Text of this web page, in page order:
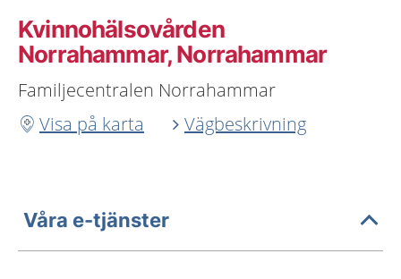
Kvinnohälsovården
Norrahammar, Norrahammar
Familjecentralen Norrahammar
Visa på karta
Vägbeskrivning
Våra e-tjänster